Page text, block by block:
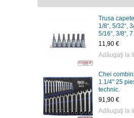
Trusa
1/8“, 5/32“,
5/16“, 3/8“,
11,90 €
Adăugaţi la
Chei
1.1/4" 25
technic.
91,90 €
Adăugaţi la